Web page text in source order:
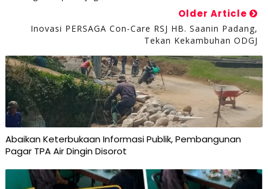
Older Article
Inovasi PERSAGA Con-Care RSJ HB. Saanin Padang,
Tekan Kekambuhan ODGJ
Abaikan Keterbukaan Informasi Publik, Pembangunan
Pagar TPA Air Dingin Disorot